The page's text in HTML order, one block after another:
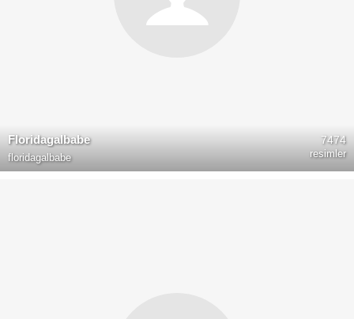
Floridagalbabe
floridagalbabe
7474
resimler